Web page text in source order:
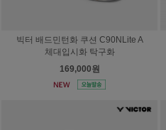
빅터 배드민턴화 쿠션 C90NLite A
체대입시화 탁구화
169,000원